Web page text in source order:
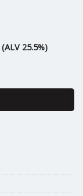
(ALV 25.5%)